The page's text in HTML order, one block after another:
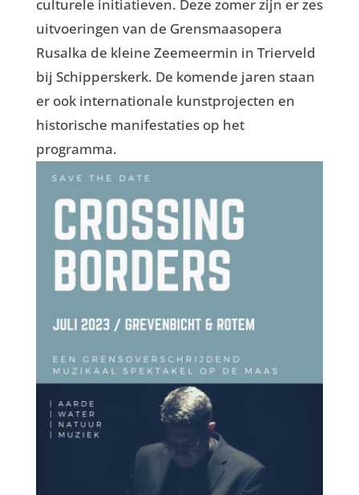
culturele initiatieven. Deze zomer zijn er zes
uitvoeringen van de Grensmaasopera
Rusalka de kleine Zeemeermin in Trierveld
bij Schipperskerk. De komende jaren staan
er ook internationale kunstprojecten en
historische manifestaties op het
programma.